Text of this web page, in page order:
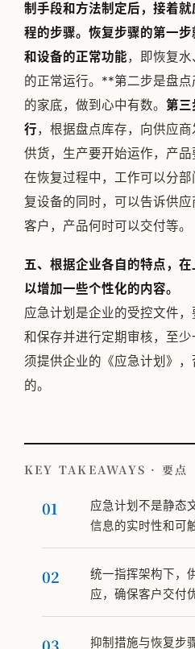
制手段和方法制定后，接着
程的步骤。恢复步骤的第一
和设备的正常功能，即恢复
的正常运行。**第二步是盘
的家底，做到心中有数。 第三
行，根据盘点库存，向供应
供货，生产要开始运作，产品
在恢复过程中，工作可以分
复设备的同时，可以告诉供
客户，产品何时可以交付等。
五、根据企业各自的特点，
以增加一些个性化的内容。
应急计划是企业的受控文件
和保存并进行定期审核，至
须提供企业的《应急计划》
的。
KEY TAKEAWAYS · 要点
应急计划不是静态
信息的实时性和可
统一指挥架构下，
应，确保客户交付
抑制措施与恢复步